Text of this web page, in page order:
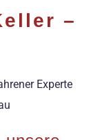
–
Experte